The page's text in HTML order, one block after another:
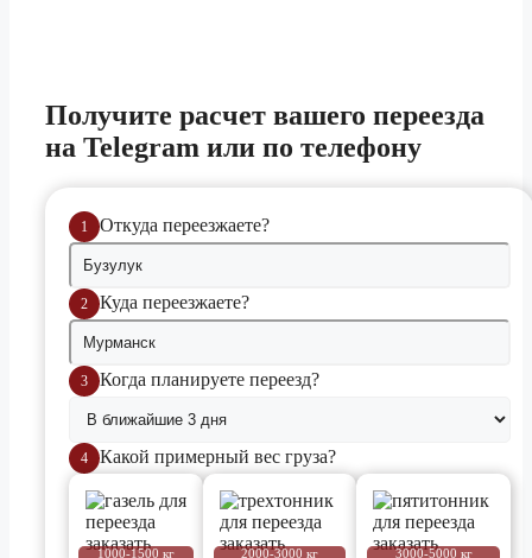
Получите расчет вашего переезда
на Telegram или по телефону
1 Откуда переезжаете?
2 Куда переезжаете?
3 Когда планируете переезд?
4 Какой примерный вес груза?